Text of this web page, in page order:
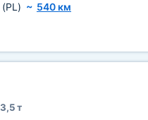
(PL) ~ 540 км
т